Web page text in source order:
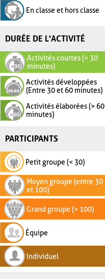
En classe et hors classe
DURÉE DE L'ACTIVITÉ
Activités courtes (< 30
minutes)
Activités développées
(Entre 30 et 60 minutes)
Activités élaborées (> 60
minutes)
PARTICIPANTS
Petit groupe (< 30)
Moyen groupe (entre 30
et 100)
Grand groupe (> 100)
Équipe
Individuel